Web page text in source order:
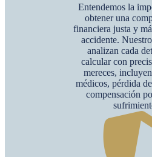
Entendemos la
obtener una
financiera justa y
accidente.
analizan cada
calcular con
mereces,
médicos, pérdida
compensación